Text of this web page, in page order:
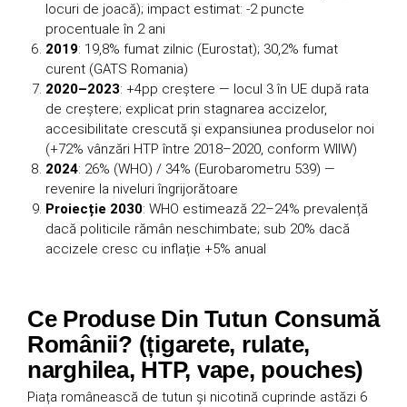
locuri de joacă); impact estimat: -2 puncte
procentuale în 2 ani
2019: 19,8% fumat zilnic (Eurostat); 30,2% fumat
curent (GATS Romania)
2020–2023: +4pp creștere — locul 3 în UE după rata
de creștere; explicat prin stagnarea accizelor,
accesibilitate crescută și expansiunea produselor noi
(+72% vânzări HTP între 2018–2020, conform WIIW)
2024: 26% (WHO) / 34% (Eurobarometru 539) —
revenire la niveluri îngrijorătoare
Proiecție 2030: WHO estimează 22–24% prevalență
dacă politicile rămân neschimbate; sub 20% dacă
accizele cresc cu inflație +5% anual
Ce Produse Din Tutun Consumă
Românii? (țigarete, rulate,
narghilea, HTP, vape, pouches)
Piața românească de tutun și nicotină cuprinde astăzi 6